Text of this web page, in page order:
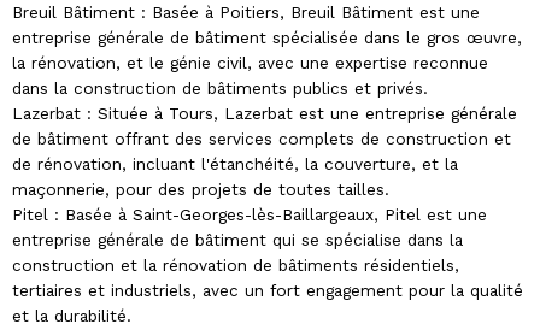
Breuil Bâtiment : Basée à Poitiers, Breuil Bâtiment est une
entreprise générale de bâtiment spécialisée dans le gros œuvre,
la rénovation, et le génie civil, avec une expertise reconnue
dans la construction de bâtiments publics et privés.
Lazerbat : Située à Tours, Lazerbat est une entreprise générale
de bâtiment offrant des services complets de construction et
de rénovation, incluant l'étanchéité, la couverture, et la
maçonnerie, pour des projets de toutes tailles.
Pitel : Basée à Saint-Georges-lès-Baillargeaux, Pitel est une
entreprise générale de bâtiment qui se spécialise dans la
construction et la rénovation de bâtiments résidentiels,
tertiaires et industriels, avec un fort engagement pour la qualité
et la durabilité.